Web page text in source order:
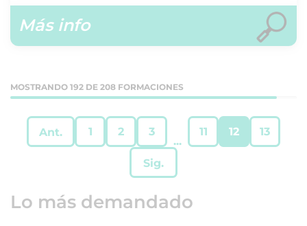
Más info
MOSTRANDO 192 DE 208 FORMACIONES
Ant. 1 2 3
...
11 12 13
Sig.
Lo más demandado